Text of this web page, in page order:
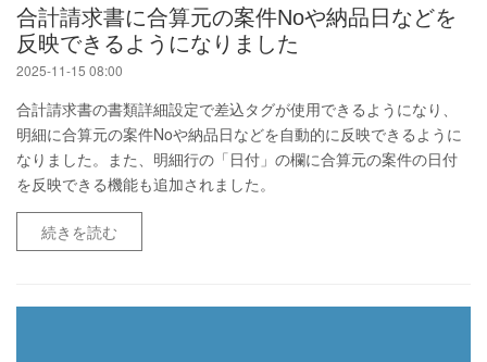
合計請求書に合算元の案件Noや納品日などを
反映できるようになりました
2025-11-15 08:00
合計請求書の書類詳細設定で差込タグが使用できるようになり、
明細に合算元の案件Noや納品日などを自動的に反映できるように
なりました。また、明細行の「日付」の欄に合算元の案件の日付
を反映できる機能も追加されました。
続きを読む